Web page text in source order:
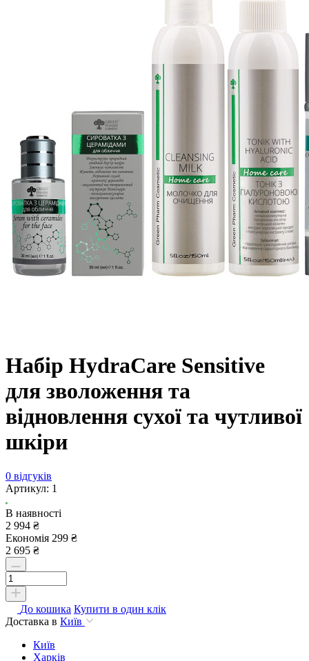
Набір HydraCare Sensitive
для зволоження та
відновлення сухої та чутливої
шкіри
0 відгуків
Артикул: 1
В наявності
2 994 ₴
Економія 299 ₴
2 695 ₴
До кошика Купити в один клік
Доставка в Київ
Київ
Харків